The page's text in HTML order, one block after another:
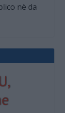
nè da